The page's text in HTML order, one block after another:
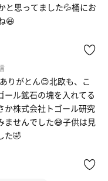
と思ってました💦桶にお
😆
りがとん😊北欧も、こ
ール鉱石の塊を入れてる
か株式会社トゴール研究
ませんでした😅子供は見
た🤣